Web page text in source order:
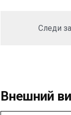
Следи
Внешний